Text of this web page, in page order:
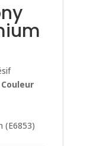
Couleur
(E6853)